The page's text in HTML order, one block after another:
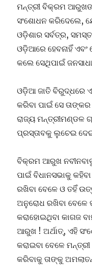
ମନ୍ତ୍ରୀ ବିକ୍ରମ
ସଂଶୋଧନ କରିଦେଲେ,
ଓଡ଼ିଶାର ସର୍ବତ୍ର,
ଓଡ଼ିଆରେ ହେବନାହିଁ ଏବଂ
କଲେ ସେଥିପାଇଁ
ଓଡ଼ିଆ ଜାତି ବିରୁଦ୍ଧରେ
କରିବା ପାଇଁ ସେ
ରାଜ୍ୟ ମନ୍ତ୍ରୀମଣ୍ଡଳ
ପ୍ରସ୍ତାବକୁ ଲୁଚେଇ
ବିକ୍ରମ ଆରୁଖ
ପାଇଁ ବିଧାନସଭାକୁ
ରଖିବା ବେଳେ ଓ ତହିଁ
ଅନୁରୋଧ ରଖିବା
କରାହୋଇଥିବା କାଗଜ
ଆରୁଖ ! ଅର୍ଥାତ୍, ଏହି
କରାଇବା ବେଳେ
କରିବାକୁ ତାଙ୍କୁ